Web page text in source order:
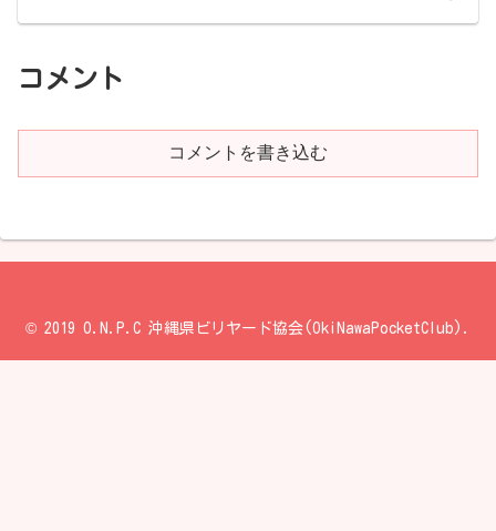
コメント
コメントを書き込む
© 2019 O.N.P.C 沖縄県ビリヤード協会(OkiNawaPocketClub).